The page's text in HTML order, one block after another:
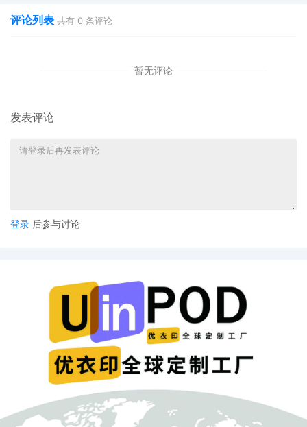
评论列表 共有 0 条评论
暂无评论
发表评论
登录 后参与讨论